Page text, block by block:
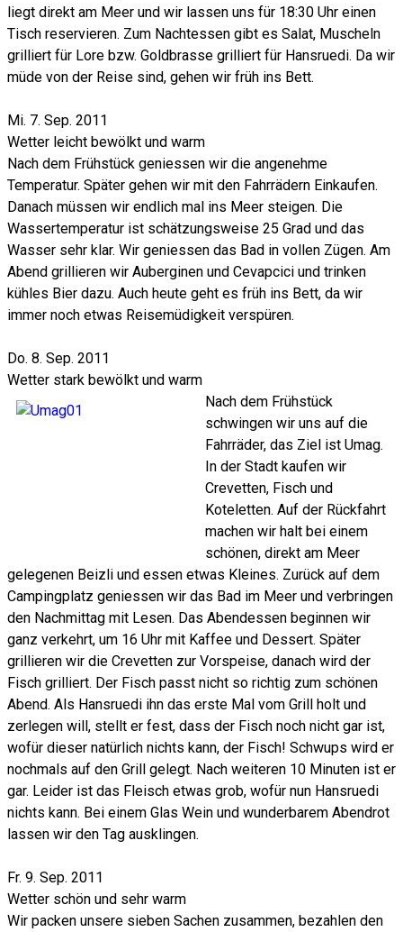
liegt direkt am Meer und wir lassen uns für 18:30 Uhr einen
Tisch reservieren. Zum Nachtessen gibt es Salat, Muscheln
grilliert für Lore bzw. Goldbrasse grilliert für Hansruedi. Da wir
müde von der Reise sind, gehen wir früh ins Bett.
Mi. 7. Sep. 2011
Wetter leicht bewölkt und warm
Nach dem Frühstück geniessen wir die angenehme
Temperatur. Später gehen wir mit den Fahrrädern Einkaufen.
Danach müssen wir endlich mal ins Meer steigen. Die
Wassertemperatur ist schätzungsweise 25 Grad und das
Wasser sehr klar. Wir geniessen das Bad in vollen Zügen. Am
Abend grillieren wir Auberginen und Cevapcici und trinken
kühles Bier dazu. Auch heute geht es früh ins Bett, da wir
immer noch etwas Reisemüdigkeit verspüren.
Do. 8. Sep. 2011
Wetter stark bewölkt und warm
Nach dem Frühstück
schwingen wir uns auf die
Fahrräder, das Ziel ist Umag.
In der Stadt kaufen wir
Crevetten, Fisch und
Koteletten. Auf der Rückfahrt
machen wir halt bei einem
schönen, direkt am Meer
gelegenen Beizli und essen etwas Kleines. Zurück auf dem
Campingplatz geniessen wir das Bad im Meer und verbringen
den Nachmittag mit Lesen. Das Abendessen beginnen wir
ganz verkehrt, um 16 Uhr mit Kaffee und Dessert. Später
grillieren wir die Crevetten zur Vorspeise, danach wird der
Fisch grilliert. Der Fisch passt nicht so richtig zum schönen
Abend. Als Hansruedi ihn das erste Mal vom Grill holt und
zerlegen will, stellt er fest, dass der Fisch noch nicht gar ist,
wofür dieser natürlich nichts kann, der Fisch! Schwups wird er
nochmals auf den Grill gelegt. Nach weiteren 10 Minuten ist er
gar. Leider ist das Fleisch etwas grob, wofür nun Hansruedi
nichts kann. Bei einem Glas Wein und wunderbarem Abendrot
lassen wir den Tag ausklingen.
Fr. 9. Sep. 2011
Wetter schön und sehr warm
Wir packen unsere sieben Sachen zusammen, bezahlen den